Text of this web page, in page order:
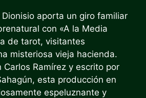
aporta un giro familiar
con «A la Media
de tarot, visitantes
misteriosa vieja hacienda.
Carlos Ramírez y escrito por
esta producción en
espeluznante y